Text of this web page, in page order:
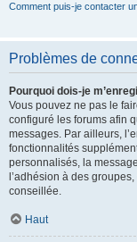
Comment puis-je contacter
Problèmes de
Pourquoi dois-je
Vous pouvez ne pas le
configuré les forums afin
messages. Par ailleurs,
fonctionnalités
personnalisés, la
l’adhésion à des
conseillée.
Haut